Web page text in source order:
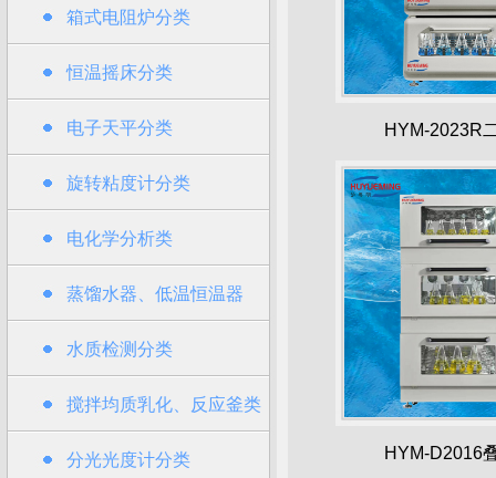
箱式电阻炉分类
恒温摇床分类
电子天平分类
旋转粘度计分类
电化学分析类
蒸馏水器、低温恒温器
水质检测分类
搅拌均质乳化、反应釜类
分光光度计分类
HYM-2023R
HYM-D2016